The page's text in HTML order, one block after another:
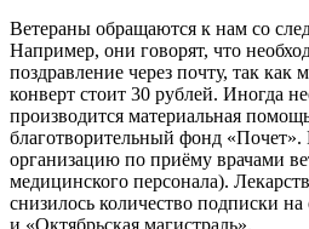
Ветераны обращаются к нам со
Например, они говорят, что
поздравление через почту, так как
конверт стоит 30 рублей. Иногда
производится материальная
благотворительный фонд
организацию по приёму врачами
медицинского персонала).
снизилось количество подписки на